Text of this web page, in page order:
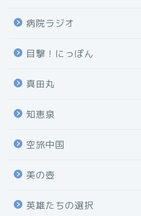
病院ラジオ
目撃！にっぽん
真田丸
知恵泉
空旅中国
美の壺
英雄たちの選択